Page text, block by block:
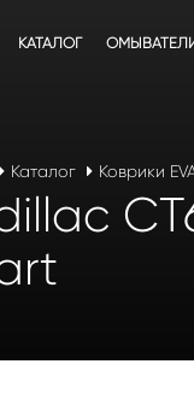
КАТАЛОГ
Каталог Коврики